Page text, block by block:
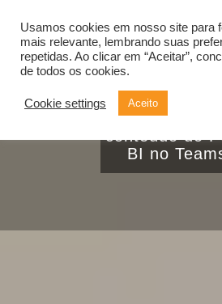
Como
conteúdo do
BI no
Usamos cookies em nosso site para
mais relevante, lembrando suas
repetidas. Ao clicar em “Aceitar”,
de todos os cookies.
Cookie settings Aceito